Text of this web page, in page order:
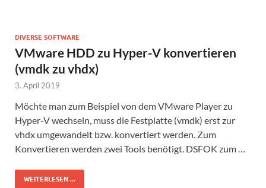
DIVERSE SOFTWARE
VMware HDD zu Hyper-V konvertieren
(vmdk zu vhdx)
3. April 2019
Möchte man zum Beispiel von dem VMware Player zu
Hyper-V wechseln, muss die Festplatte (vmdk) erst zur
vhdx umgewandelt bzw. konvertiert werden. Zum
Konvertieren werden zwei Tools benötigt. DSFOK zum …
WEITERLESEN ...